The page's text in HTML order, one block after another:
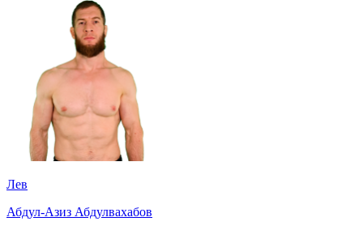
Лев
Абдул-Азиз Абдулвахабов